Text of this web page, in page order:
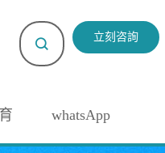
立刻咨詢
whatsApp